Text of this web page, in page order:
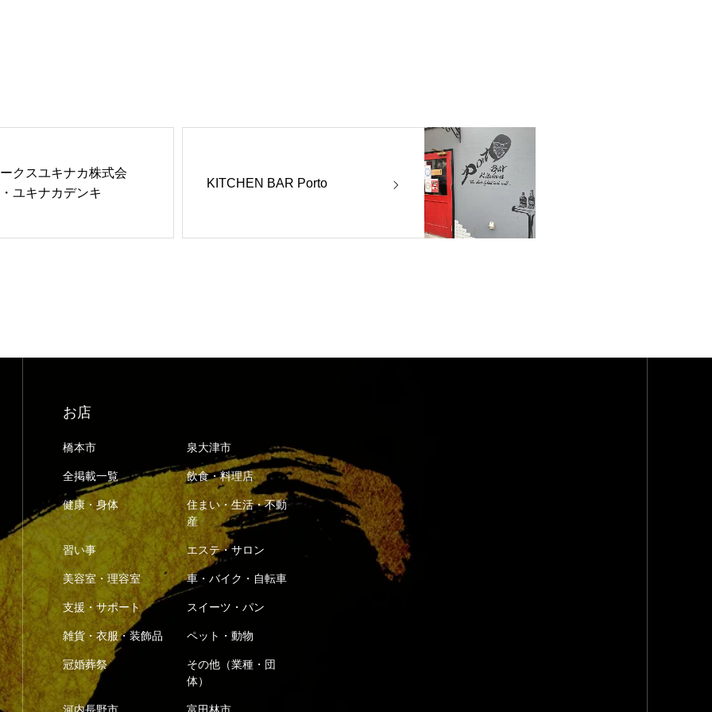
クスユキナカ株式会
ユキナカデンキ
KITCHEN BAR Porto
お店
橋本市 泉大津市
全掲載一覧 飲食・料理店
健康・身体
住まい・生活・不動
産
習い事 エステ・サロン
美容室・理容室 車・バイク・自転車
支援・サポート スイーツ・パン
雑貨・衣服・装飾品 ペット・動物
冠婚葬祭
その他（業種・団
体）